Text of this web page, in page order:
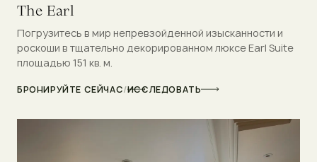
The Earl
Погрузитесь в мир непревзойденной изысканности и
роскоши в тщательно декорированном люксе Earl Suite
площадью 151 кв. м.
БРОНИРУЙТЕ СЕЙЧАС/ИССЛЕДОВАТЬ